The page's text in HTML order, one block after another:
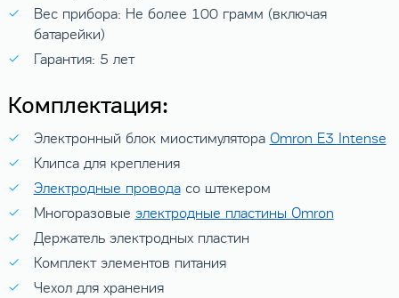
Вес прибора: Не более 100 грамм (включая
батарейки)
Гарантия: 5 лет
Комплектация:
Электронный блок миостимулятора Omron E3 Intense
Клипса для крепления
Электродные проводасо штекером
Многоразовые электродные пластины Omron
Держатель электродных пластин
Комплект элементов питания
Чехол для хранения